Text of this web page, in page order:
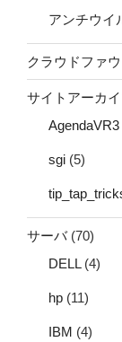
アンチウイ
クラウドファ
サイトアーカ
AgendaVR3
sgi (5)
サーバ(70)
DELL(4)
hp (11)
IBM (4)